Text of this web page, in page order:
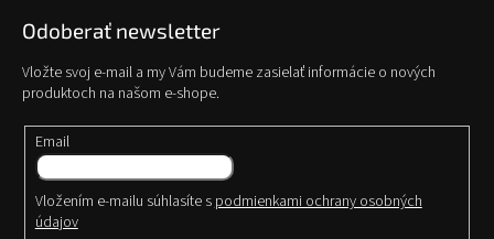
Odoberať newsletter
Vložte svoj e-mail a my Vám budeme zasielať informácie o nových
produktoch na našom e-shope.
Email
Vložením e-mailu súhlasíte s podmienkami ochrany osobných
údajov